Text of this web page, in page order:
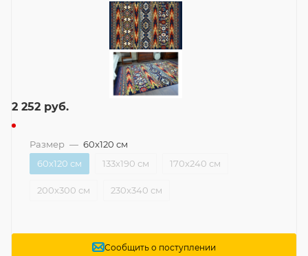
2 252 руб.
Размер — 60x120 см
60x120 см
133x190 см 170x240 см
200x300 см 230x340 см
Сообщить о поступлении